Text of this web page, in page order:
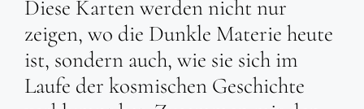
Diese Karten werden nicht nur
zeigen, wo die Dunkle Materie heute
ist, sondern auch, wie sie sich im
Laufe der kosmischen Geschichte